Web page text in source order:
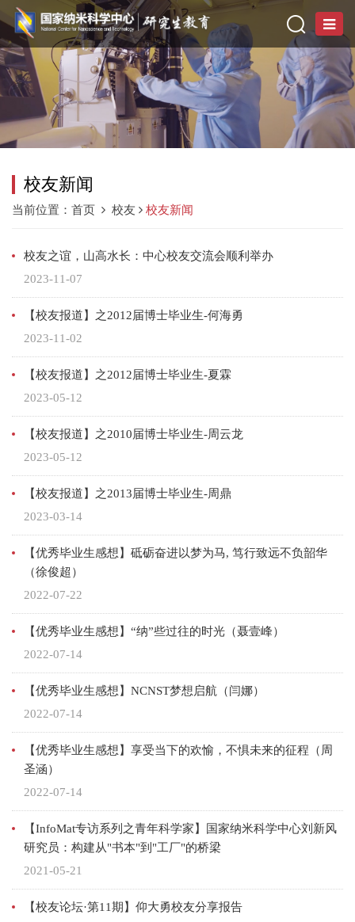
校友新闻
当前位置： 首页 校友 校友新闻
校友之谊，山高水长：中心校友交流会顺利举办
2023-11-07
【校友报道】之2012届博士毕业生-何海勇
2023-11-02
【校友报道】之2012届博士毕业生-夏霖
2023-05-12
【校友报道】之2010届博士毕业生-周云龙
2023-05-12
【校友报道】之2013届博士毕业生-周鼎
2023-03-14
【优秀毕业生感想】砥砺奋进以梦为马, 笃行致远不负韶华
（徐俊超）
2022-07-22
【优秀毕业生感想】“纳”些过往的时光（聂壹峰）
2022-07-14
【优秀毕业生感想】NCNST梦想启航（闫娜）
2022-07-14
【优秀毕业生感想】享受当下的欢愉，不惧未来的征程（周
圣涵）
2022-07-14
【InfoMat专访系列之青年科学家】国家纳米科学中心刘新风
研究员：构建从"书本"到"工厂"的桥梁
2021-05-21
【校友论坛·第11期】仰大勇校友分享报告